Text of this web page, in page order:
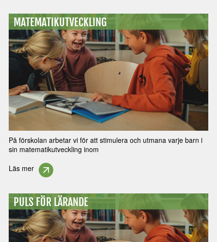
MATEMATIKUTVECKLING
På förskolan arbetar vi för att stimulera och utmana varje barn i
sin matematikutveckling inom
Läs mer
PULS FÖR LÄRANDE